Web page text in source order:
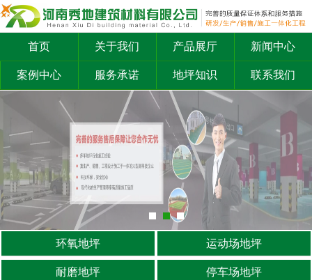
首页 关于我们 产品展厅 新闻中心
案例中心 服务承诺 地坪知识 联系我们
环氧地坪 运动场地坪
耐磨地坪 停车场地坪